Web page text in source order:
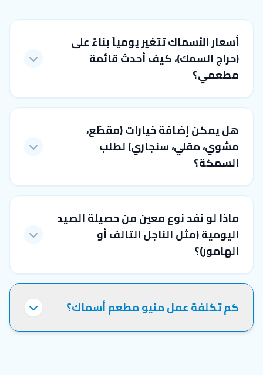
أسعار الأسماك تتغير يومياً بناءً على
(حراج السمك)، كيف أحدث قائمة
مطعمي؟
هل يمكن إضافة خيارات (مقطّع،
مشوي، مقلي، سنجاري) لطلب
السمكة؟
ماذا لو نفد نوع معين من حصيلة الصيد
اليومية (مثل الناجل التالف أو
الهامور)؟
كم تكلفة عمل منيو مطعم أسماك؟